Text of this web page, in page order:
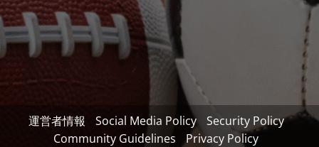
運営者情報 Social Media Policy
Security Policy
Community Guidelines
Privacy Policy